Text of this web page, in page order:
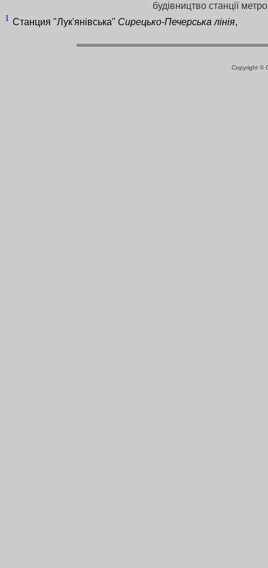
будівництво станції
1 Станция "Лук'янівська" Сирецько-Печерська лінія,
Copyright ©